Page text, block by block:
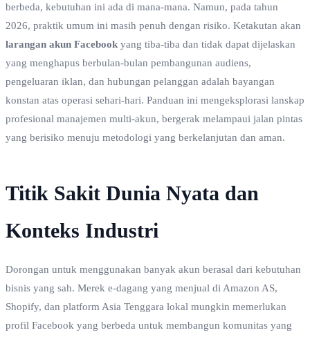
berbeda, kebutuhan ini ada di mana-mana. Namun, pada tahun
2026, praktik umum ini masih penuh dengan risiko. Ketakutan akan
larangan akun Facebook yang tiba-tiba dan tidak dapat dijelaskan
yang menghapus berbulan-bulan pembangunan audiens,
pengeluaran iklan, dan hubungan pelanggan adalah bayangan
konstan atas operasi sehari-hari. Panduan ini mengeksplorasi lanskap
profesional manajemen multi-akun, bergerak melampaui jalan pintas
yang berisiko menuju metodologi yang berkelanjutan dan aman.
Titik Sakit Dunia Nyata dan
Konteks Industri
Dorongan untuk menggunakan banyak akun berasal dari kebutuhan
bisnis yang sah. Merek e-dagang yang menjual di Amazon AS,
Shopify, dan platform Asia Tenggara lokal mungkin memerlukan
profil Facebook yang berbeda untuk membangun komunitas yang